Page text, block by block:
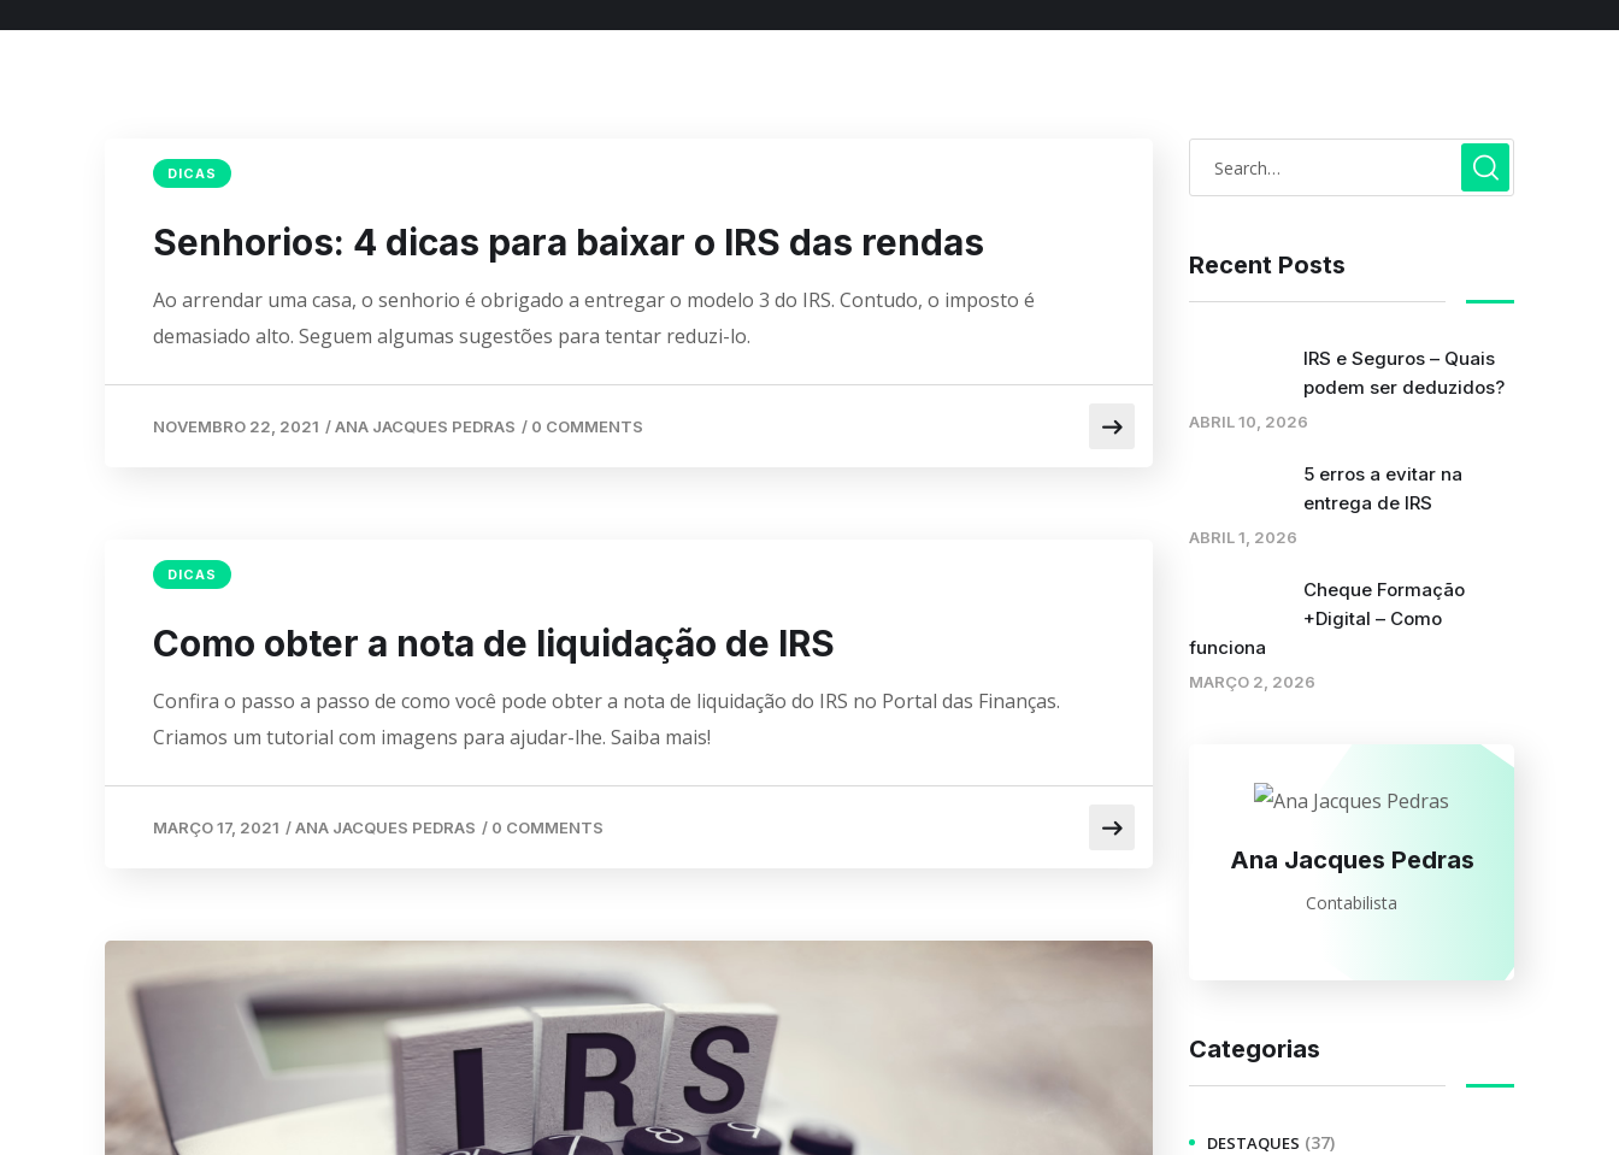
DICAS
Senhorios: 4 dicas para baixar o IRS das rendas
Ao arrendar uma casa, o senhorio é obrigado a entregar o modelo 3 do IRS. Contudo, o imposto é
demasiado alto. Seguem algumas sugestões para tentar reduzi-lo.
NOVEMBRO 22, 2021 /ANA JACQUES PEDRAS / 0 COMMENTS
DICAS
Como obter a nota de liquidação de IRS
Confira o passo a passo de como você pode obter a nota de liquidação do IRS no Portal das Finanças.
Criamos um tutorial com imagens para ajudar-lhe. Saiba mais!
MARÇO 17, 2021 /ANA JACQUES PEDRAS / 0 COMMENTS
Recent Posts
IRS e Seguros – Quais
podem ser deduzidos?
ABRIL 10, 2026
5 erros a evitar na
entrega de IRS
ABRIL 1, 2026
Cheque Formação
+Digital – Como
funciona
MARÇO 2, 2026
Ana Jacques Pedras
Contabilista
Categorias
DESTAQUES (37)